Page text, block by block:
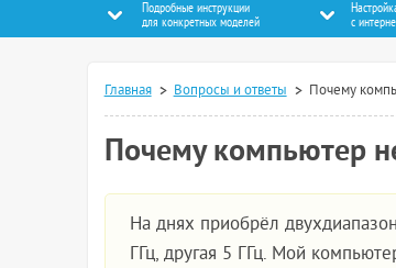
Подробные инструкции
для конкретных моделей
с
Главная Вопросы и ответы Почему
Почему компьютер
На днях приобрёл
ГГц, другая 5 ГГц. Мой